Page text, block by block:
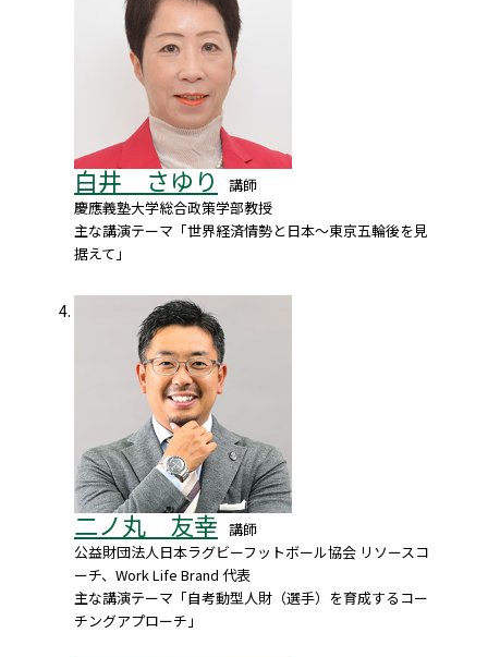
白井 さゆり 講師
慶應義塾大学総合政策学部教授
主な講演テーマ「世界経済情勢と日本～東京五輪後を見
据えて」
二ノ丸 友幸 講師
公益財団法人日本ラグビーフットボール協会 リソースコ
ーチ、Work Life Brand 代表
主な講演テーマ「自考動型人財（選手）を育成するコー
チングアプローチ」